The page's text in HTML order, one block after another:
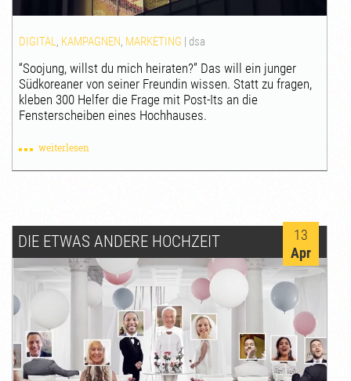
DIGITAL, KAMPAGNEN, MARKETING | dsa
“Soojung, willst du mich heiraten?” Das will ein junger
Südkoreaner von seiner Freundin wissen. Statt zu fragen,
kleben 300 Helfer die Frage mit Post-Its an die
Fensterscheiben eines Hochhauses.
weiterlesen
DIE ETWAS ANDERE HOCHZEIT
13
Apr